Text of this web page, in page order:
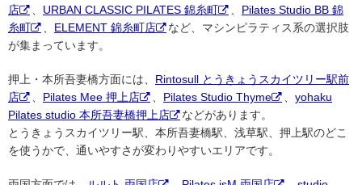
店
URBAN CLASSIC PILATES 錦糸町
Pilates Studio BB 錦
糸町
ELEMENT 錦糸町店
など、マシンピラティス系の選択肢
が集まっています。
押上・本所吾妻橋方面には、 Rintosull とうきょうスカイツリー駅前
店
Pilates Mee 押上店 Pilates Studio Thyme
yohaku
Pilates studio 本所吾妻橋押上店
などがあります。
とうきょうスカイツリー駅、本所吾妻橋駅、浅草駅、押上駅のどこ
を使うかで、通いやすさが変わりやすいエリアです。